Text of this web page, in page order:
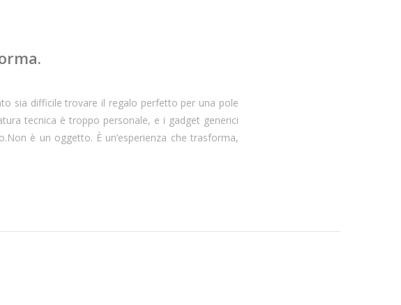
sia difficile trovare il regalo perfetto per una pole
tecnica è troppo personale, e i gadget generici
è un oggetto. È un’esperienza che trasforma,